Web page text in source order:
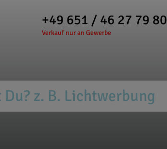
+49 651 / 46 27 79 80
Verkauf nur an Gewerbe